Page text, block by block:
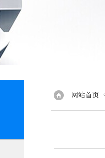
网站首页